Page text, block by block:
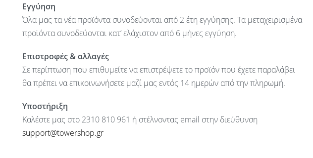
Εγγύηση
Όλα μας τα νέα προϊόντα συνοδεύονται από 2 έτη εγγύησης. Τα μεταχειρισμένα
προϊόντα συνοδεύονται κατ’ ελάχιστον από 6 μήνες εγγύηση.
Επιστροφές & αλλαγές
Σε περίπτωση που επιθυμείτε να επιστρέψετε το προϊόν που έχετε παραλάβει
θα πρέπει να επικοινωνήσετε μαζί μας εντός 14 ημερών από την πληρωμή.
Υποστήριξη
Καλέστε μας στο 2310 810 961 ή στέλνοντας email στην διεύθυνση
support@towershop.gr